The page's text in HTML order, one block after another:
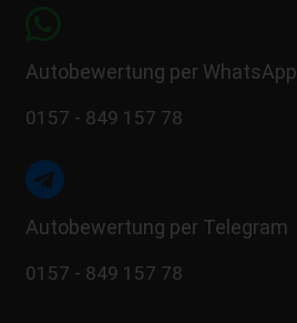
Autobewertung per WhatsApp
0157 - 849 157 78
Autobewertung per Telegram
0157 - 849 157 78